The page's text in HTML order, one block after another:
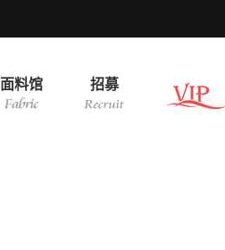
面料馆 招募